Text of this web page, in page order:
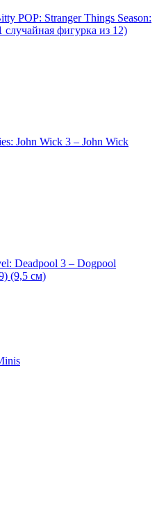
POP: Stranger Things Season:
случайная фигурка из 12)
John Wick 3 – John Wick
Deadpool 3 – Dogpool
(9,5 см)